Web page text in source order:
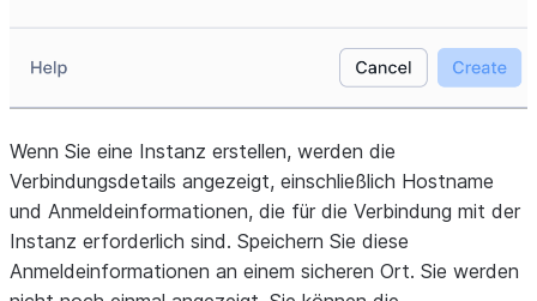
Wenn Sie eine Instanz erstellen, werden die
Verbindungsdetails angezeigt, einschließlich Hostname
und Anmeldeinformationen, die für die Verbindung mit der
Instanz erforderlich sind. Speichern Sie diese
Anmeldeinformationen an einem sicheren Ort. Sie werden